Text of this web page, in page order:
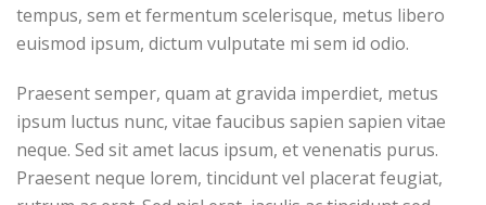
tempus, sem et fermentum scelerisque, metus libero
euismod ipsum, dictum vulputate mi sem id odio.
Praesent semper, quam at gravida imperdiet, metus
ipsum luctus nunc, vitae faucibus sapien sapien vitae
neque. Sed sit amet lacus ipsum, et venenatis purus.
Praesent neque lorem, tincidunt vel placerat feugiat,